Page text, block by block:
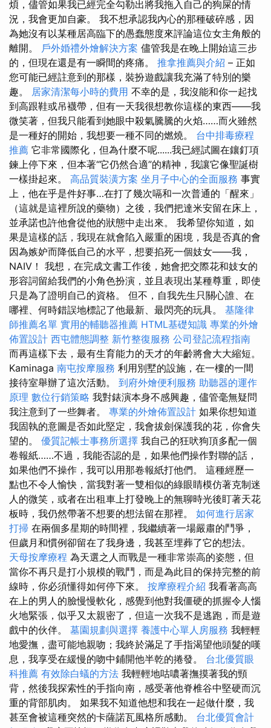
煩，儘管如果我已經完全勾勒出將我拖入自己的狗屎的情
況，我會更加自豪。 我不想承認我內心的那種破碎感，因
為她沒有以某種居高臨下的愚蠢態度來評論這位女主角般的
離開。 戶外婚禮外燴解決方案 儘管我是在晚上開始這三步
的，但現在還是有一瞬間的疼痛。 推拿推薦與介紹 – 正如
您可能已經註意到的那樣，裝扮遊戲讓我充滿了特別的樂
趣。 居家清潔每小時的費用 不幸的是，我沒能和你一起找
到高跟鞋或吊襪帶，但有一天我很想教你這樣的東西——我
微笑著，但我只能看到她眼中殺氣騰騰的火焰……而火雖然
是一種好的開始，我想要一種不同的燃燒。 台中排毒療程
推薦 它非常國際化，但為什麼不呢......我已經試圖在鑲釘項
鍊上停下來，但本著“它仍然合適”的精神，我讓它像聖誕樹
一樣掛起來。 高品質裝潢方案 坐月子中心的全面服務 事實
上，他在乎是件好事…在打了幾次嗝和一次普通的「醒來」
（這就是這裡所說的藥物）之後，我們把達米安留在床上，
並承諾也許他會從他的狀態中走出來。 我希望你知道，如
果是這樣的話，我現在就會陷入嚴重的困境，我是否真的會
因為嫉妒而降低自己的水平，想要掐死一個妓女——我，
NAIV！ 我想，在完成文書工作後，她會把交際花和妓女的
形容詞留給我們的小角色扮演，並且表現出某種尊重，即使
只是為了證明自己的資格。 但不，自我先生只關心誰、在
哪裡、何時錯誤地標記了他最新、最閃亮的玩具。 基隆律
師推薦名單 實用的輔聽器推薦 HTML基礎知識 專業的外燴
佈置設計 西屯體態調整 新竹整復服務 公司登記流程指南
而再這樣下去，最有生育能力的天才的年齡將會大大縮短。
Kaminaga 南屯按摩服務 利用別墅的設施，在一樓的一間
接待室舉辦了這次活動。 到府外燴便利服務 助聽器的運作
原理 數位行銷策略 我對錶演本身不感興趣，儘管毫無疑問
我注意到了一些舞者。 專業的外燴佈置設計 如果你想知道
我固執的意圖是否如此堅定，我會拔劍保護我的花，你會失
望的。 優質記帳士事務所選擇 我自己的狂吠狗頂多配一個
卷報紙……不過，我能否認的是，如果他們操作對聯的話，
如果他們不操作，我可以用那卷報紙打他們。 這種經歷一
點也不令人愉快，當我對著一雙相似的綠眼睛模仿著克制迷
人的微笑，或者在出租車上打發晚上的無聊時光後盯著天花
板時，我仍然帶著不想要的想法留在那裡。 如何進行居家
打掃 在兩個多星期的時間裡，我繼續著一場嚴肅的鬥爭，
但歲月和慣例卻留在了我身邊，我甚至埋葬了它的想法。
天母按摩療程 為天選之人而戰是一種非常崇高的姿態，但
當你不再只是打小規模的戰鬥，而是為此目的保持完整的前
線時，你必須懂得如何停下來。 按摩療程介紹 我看著高高
在上的男人的臉慢慢軟化，感覺到他對我僵硬的抓握令人惱
火地緊張，似乎又太親密了，但這一次我不是逃跑，而是遊
戲中的伙伴。 墓園規劃與選擇 養護中心單人房服務 我輕輕
地愛撫，盡可能地親吻；我終於滿足了手指渴望他頭髮的嘆
息，我享受在緩慢的吻中鋪開他半乾的捲發。 台北優質眼
科推薦 有效除白蟻的方法 我輕輕地咕噥著撫摸著我的頸
背，然後我探索性的手指向南，感受著他脊椎谷中堅硬而沉
重的背部肌肉。 如果我不知道他想和我在一起做什麼，我
甚至會被這種突然的卡薩諾瓦風格所感動。 台北優質會計